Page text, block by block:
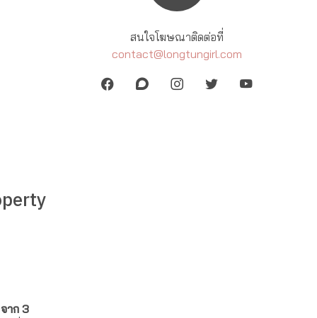
จาก 3
สนใจโฆษณาติดต่อที่
contact@longtungirl.com